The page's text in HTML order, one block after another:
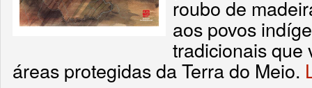
roubo de
aos povos
tradicionais que
áreas protegidas da Terra do Meio.